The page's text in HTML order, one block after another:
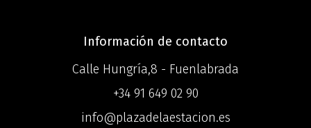
Información de contacto
Calle Hungría,8 - Fuenlabrada
+34 91 649 02 90
info@plazadelaestacion.es